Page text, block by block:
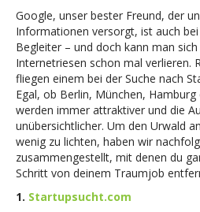
Google, unser bester Freund, der
Informationen versorgt, ist auch
Begleiter – und doch kann man
Internetriesen schon mal verlieren.
fliegen einem bei der Suche nach
Egal, ob Berlin, München,
werden immer attraktiver und die
unübersichtlicher. Um den Urwald
wenig zu lichten, haben wir
zusammengestellt, mit denen du
Schritt von deinem Traumjob
1. Startupsucht.com